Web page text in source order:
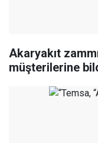
Akaryakıt
müşterilerine